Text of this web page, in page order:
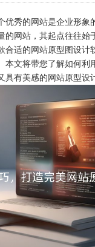
优秀的网站是企业形象
的网站，其起点往往始
合适的网站原型图设计
本文将带您了解如何利
具有美感的网站原型设